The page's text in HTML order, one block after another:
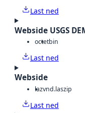
Last ned
Webside USGS
octetbin
Last ned
Webside
lazvnd.laszip
Last ned